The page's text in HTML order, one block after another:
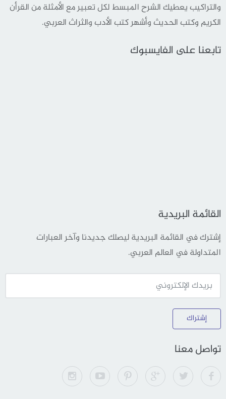
والتراكيب يعطيك الشرح المبسط لكل تعبير مع الأمثلة من القرأن
الكريم وكتب الحديث وأشهر كتب الأدب والثراث العربي.
تابعنا على الفايسبوك
القائمة البريدية
إشترك في القائمة البريدية ليصلك جديدنا وآخر العبارات
المتداولة في العالم العربي.
إشتراك
تواصل معنا